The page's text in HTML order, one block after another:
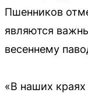
Пшенников
являются
весеннему
«В наших